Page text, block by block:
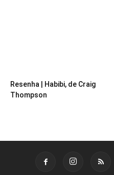
Resenha | Habibi, de Craig
Thompson